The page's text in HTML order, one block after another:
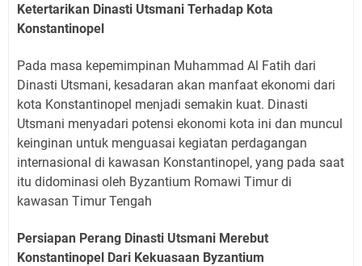
Ketertarikan Dinasti Utsmani Terhadap Kota
Konstantinopel
Pada masa kepemimpinan Muhammad Al Fatih dari
Dinasti Utsmani, kesadaran akan manfaat ekonomi dari
kota Konstantinopel menjadi semakin kuat. Dinasti
Utsmani menyadari potensi ekonomi kota ini dan muncul
keinginan untuk menguasai kegiatan perdagangan
internasional di kawasan Konstantinopel, yang pada saat
itu didominasi oleh Byzantium Romawi Timur di
kawasan Timur Tengah
Persiapan Perang Dinasti Utsmani Merebut
Konstantinopel Dari Kekuasaan Byzantium